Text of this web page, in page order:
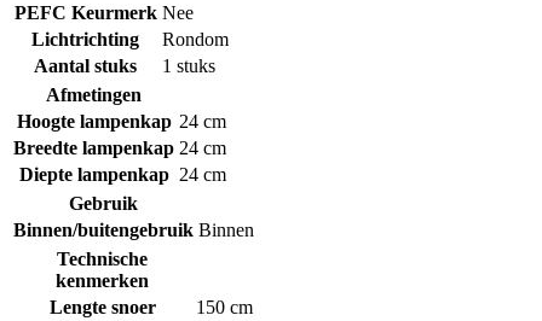
PEFC Keurmerk Nee
Lichtrichting
Rondom
Aantal stuks
1 stuks
Afmetingen
Hoogte lampenkap 24 cm
Breedte lampenkap 24 cm
Diepte lampenkap 24 cm
Gebruik
Binnen/buitengebruik Binnen
Technische
kenmerken
Lengte snoer
150 cm